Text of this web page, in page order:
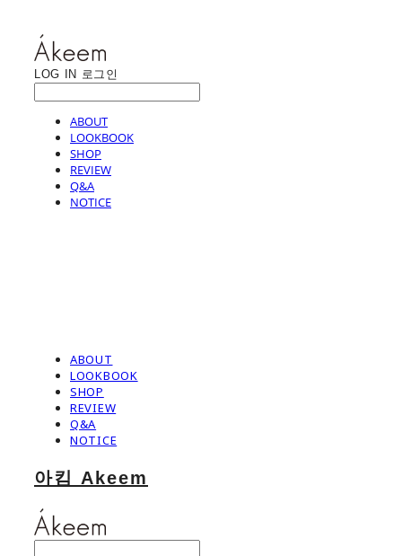
LOG IN 로그인
ABOUT
LOOKBOOK
SHOP
REVIEW
Q&A
NOTICE
ABOUT
LOOKBOOK
SHOP
REVIEW
Q&A
NOTICE
아킴 Akeem